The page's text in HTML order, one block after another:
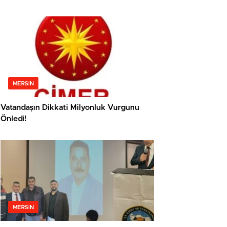
MERSIN
Vatandaşın Dikkati Milyonluk Vurgunu
Önledi!
MERSIN